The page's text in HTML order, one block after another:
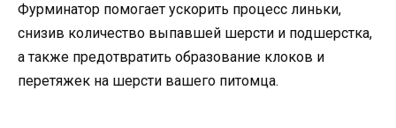
Фурминатор помогает ускорить процесс линьки,
снизив количество выпавшей шерсти и подшерстка,
а также предотвратить образование клоков и
перетяжек на шерсти вашего питомца.